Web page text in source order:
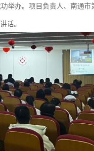
举办。项目负责人、南通
话。